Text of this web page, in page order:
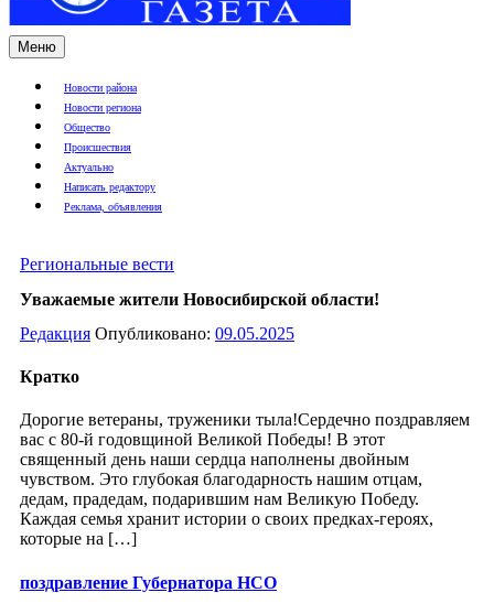
Меню
Новости района
Новости региона
Общество
Происшествия
Актуально
Написать редактору
Реклама, объявления
Региональные вести
Уважаемые жители Новосибирской области!
Редакция Опубликовано: 09.05.2025
Кратко
Дорогие ветераны, труженики тыла!Сердечно поздравляем
вас с 80-й годовщиной Великой Победы! В этот
священный день наши сердца наполнены двойным
чувством. Это глубокая благодарность нашим отцам,
дедам, прадедам, подарившим нам Великую Победу.
Каждая семья хранит истории о своих предках-героях,
которые на […]
поздравление Губернатора НСО